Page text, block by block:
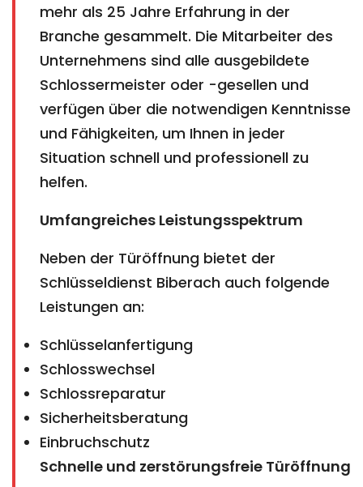
mehr als 25 Jahre Erfahrung in der
Branche gesammelt. Die Mitarbeiter des
Unternehmens sind alle ausgebildete
Schlossermeister oder -gesellen und
verfügen über die notwendigen Kenntnisse
und Fähigkeiten, um Ihnen in jeder
Situation schnell und professionell zu
helfen.
Umfangreiches Leistungsspektrum
Neben der Türöffnung bietet der
Schlüsseldienst Biberach auch folgende
Leistungen an:
Schlüsselanfertigung
Schlosswechsel
Schlossreparatur
Sicherheitsberatung
Einbruchschutz
Schnelle und zerstörungsfreie Türöffnung